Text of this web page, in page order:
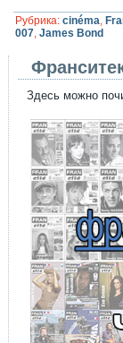
Рубрика: cinéma,
007,James Bond
Здесь можно